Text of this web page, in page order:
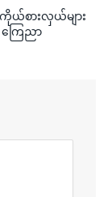
ကိုယ်စားလှယ်များ
ကြေညာ